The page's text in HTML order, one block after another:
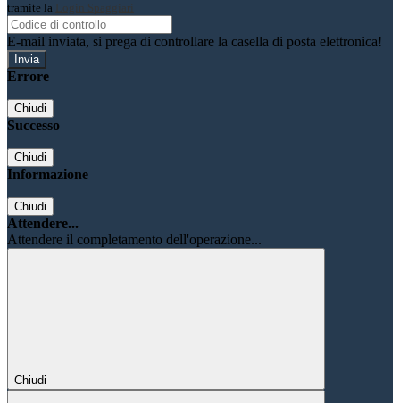
tramite la Login Spaggiari
E-mail inviata, si prega di controllare la casella di posta elettronica!
Errore
Chiudi
Successo
Chiudi
Informazione
Chiudi
Attendere...
Attendere il completamento dell'operazione...
Chiudi